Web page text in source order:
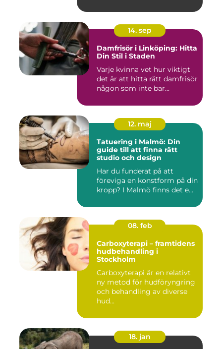
14. sep
Damfrisör i Linköping: Hitta
Din Stil i Staden
Varje kvinna vet hur viktigt
det är att hitta rätt damfrisör
någon som inte bar...
12. maj
Tatuering i Malmö: Din
guide till att finna rätt
studio och design
Har du funderat på att
föreviga en konstform på din
kropp? I Malmö finns det e...
08. feb
Carboxyterapi – framtidens
hudbehandling i
Stockholm
Carboxyterapi är en relativt
ny metod för hudföryngring
och behandling av diverse
hud...
18. jan